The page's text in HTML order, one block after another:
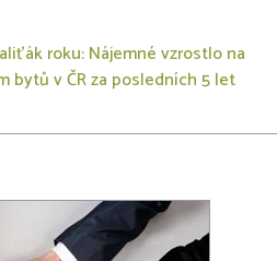
roku: Nájemné vzrostlo na
bytů v ČR za posledních 5 let